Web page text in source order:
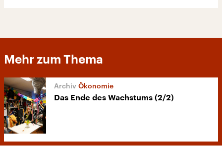
Mehr zum Thema
Ökonomie
Das Ende des Wachstums (2/2)